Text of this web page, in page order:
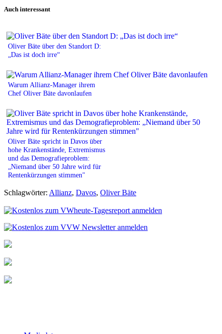
Auch interessant
Oliver Bäte über den Standort D:
„Das ist doch irre“
Warum Allianz-Manager ihrem
Chef Oliver Bäte davonlaufen
Oliver Bäte spricht in Davos über
hohe Krankenstände, Extremismus
und das Demografieproblem:
„Niemand über 50 Jahre wird für
Rentenkürzungen stimmen"
Schlagwörter: Allianz, Davos, Oliver Bäte